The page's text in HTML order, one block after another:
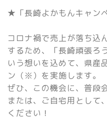
★「長崎よかもんキャン
コロナ禍で売上が落ち込
するため、「長崎頑張ろ
いう想いを込めて、県産
ン（※）を実施します。
ぜひ、この機会に、普段
または、ご自宅用として
ください！